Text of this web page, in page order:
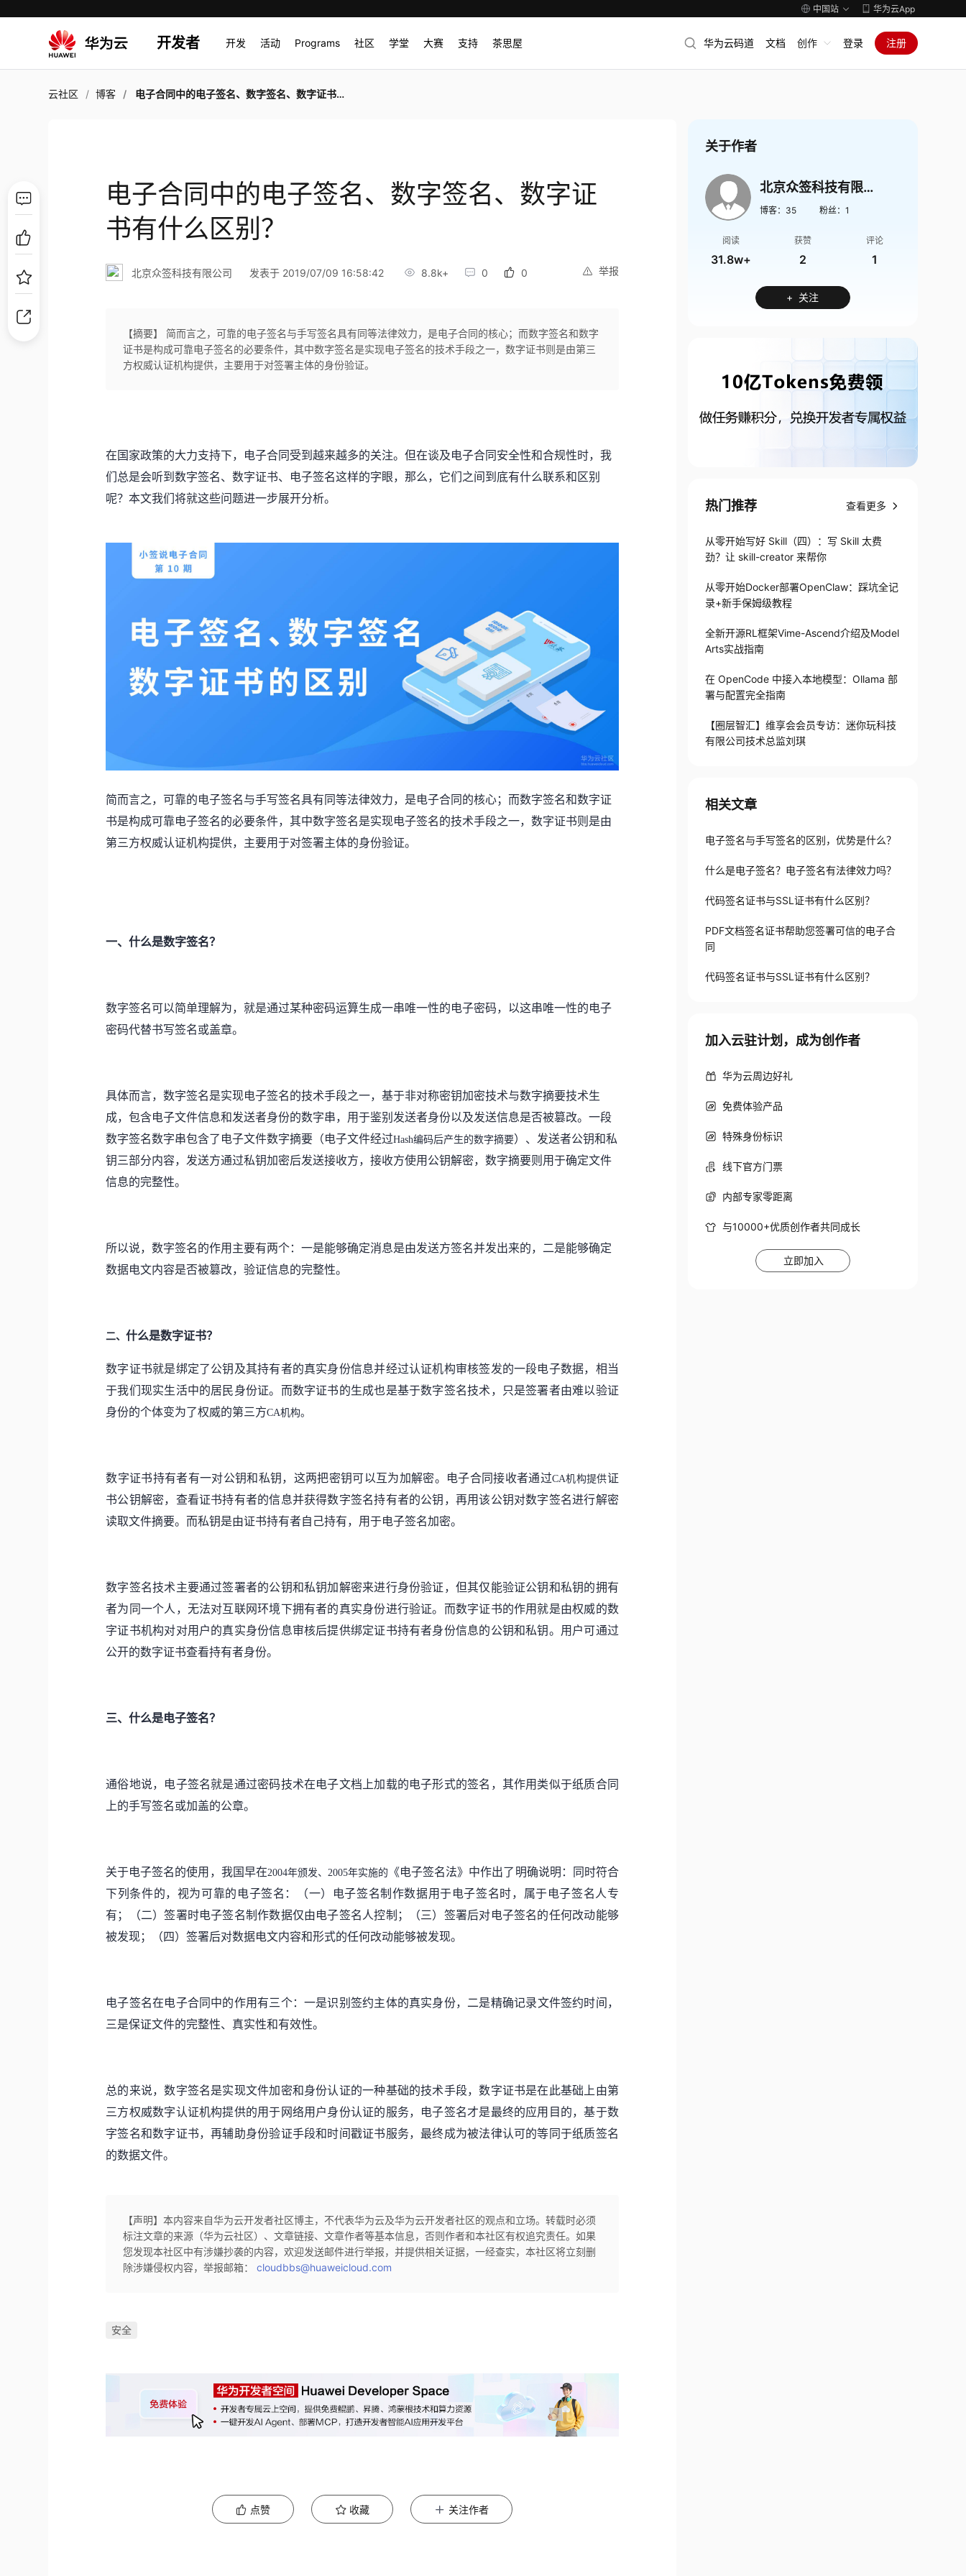
中国站 华为云App
开发者 开发 活动 Programs 社区 学堂 大赛 支持 茶思屋 华为云码道 文档 创作 登录 注册
云社区 博客 电子合同中的电子签名、数字签名、数字证书有什么区别？
电子合同中的电子签名、数字签名、数字证
书有什么区别？
举报
北京众签科技有限公司 发表于 2019/07/09 16:58:42 8.8k+ 0 0
【摘要】 简而言之，可靠的电子签名与手写签名具有同等法律效力，是电子合同的核心；而数字签名和数字
证书是构成可靠电子签名的必要条件，其中数字签名是实现电子签名的技术手段之一，数字证书则是由第三
方权威认证机构提供，主要用于对签署主体的身份验证。
在国家政策的大力支持下，电子合同受到越来越多的关注。但在谈及电子合同安全性和合规性时，我
们总是会听到数字签名、数字证书、电子签名这样的字眼，那么，它们之间到底有什么联系和区别
呢？本文我们将就这些问题进一步展开分析。
简而言之，可靠的电子签名与手写签名具有同等法律效力，是电子合同的核心；而数字签名和数字证
书是构成可靠电子签名的必要条件，其中数字签名是实现电子签名的技术手段之一，数字证书则是由
第三方权威认证机构提供，主要用于对签署主体的身份验证。
一、什么是数字签名？
数字签名可以简单理解为，就是通过某种密码运算生成一串唯一性的电子密码，以这串唯一性的电子
密码代替书写签名或盖章。
具体而言，数字签名是实现电子签名的技术手段之一，基于非对称密钥加密技术与数字摘要技术生
成，包含电子文件信息和发送者身份的数字串，用于鉴别发送者身份以及发送信息是否被篡改。一段
数字签名数字串包含了电子文件数字摘要（电子文件经过Hash编码后产生的数字摘要）、 发送者公钥和私
钥三部分内容， 发送方通过私钥加密后发送接收方，接收方使用公钥解密，数字摘要则用于确定文件
信息的完整性。
所以说，数字签名的作用主要有两个：一是能够确定消息是由发送方签名并发出来的， 二是能够确定
数据电文内容是否被篡改，验证信息的完整性。
二、什么是数字证书？
数字证书就是绑定了公钥及其持有者的真实身份信息并经过认证机构审核签发的一段电子数据，相当
于我们现实生活中的居民身份证。而数字证书的生成也是基于数字签名技术，只是签署者由难以验证
身份的个体变为了权威的第三方CA机构。
数字证书持有者有一对公钥和私钥，这两把密钥可以互为加解密。电子合同接收者通过CA机构提供证
书公钥解密，查看证书持有者的信息并获得数字签名持有者的公钥，再用该公钥对数字签名进行解密
读取文件摘要。而私钥是由证书持有者自己持有，用于电子签名加密。
数字签名技术主要通过签署者的公钥和私钥加解密来进行身份验证 ，但其仅能验证公钥和私钥的拥有
者为同一个人 ， 无法对互联网环境下拥有者的真实身份进行验证。 而数字证书的作用就是由权威的数
字证书机构对对用户的真实身份信息审核后提供绑定证书持有者身份信息的公钥和私钥。用户可通过
公开的数字证书查看持有者身份。
三、什么是电子签名？
通俗地说，电子签名就是通过密码技术在电子文档上加载的电子形式的签名，其作用类似于纸质合同
上的手写签名或加盖的公章。
关于电子签名的使用，我国早在2004年颁发、2005年实施的 《电子签名法》中作出了明确说明：
同时符合
下列条件的，视为可靠的电子签名：（一）电子签名制作数据用于电子签名时，属于电子签名人专
有；（二）签署时电子签名制作数据仅由电子签名人控制；（三）签署后对电子签名的任何改动能够
被发现；（四）签署后对数据电文内容和形式的任何改动能够被发现。
电子签名在电子合同中的作用有三个：一是识别签约主体的真实身份，二是精确记录文件签约时间 ，
三是保证文件的完整性、真实性和有效性。
总的来说，数字签名是实现文件加密和身份认证的一种基础的技术手段，数字证书是在此基础上由第
三方权威数字认证机构提供的用于网络用户身份认证的服务，电子签名才是最终的应用目的，基于数
字签名和数字证书，再辅助身份验证手段和时间戳证书服务，最终成为被法律认可的等同于纸质签名
的数据文件。
【声明】本内容来自华为云开发者社区博主，不代表华为云及华为云开发者社区的观点和立场。转载时必须
标注文章的来源（华为云社区）、文章链接、文章作者等基本信息，否则作者和本社区有权追究责任。如果
您发现本社区中有涉嫌抄袭的内容，欢迎发送邮件进行举报，并提供相关证据，一经查实，本社区将立刻删
除涉嫌侵权内容，举报邮箱：cloudbbs@huaweicloud.com
安全
点赞 收藏 关注作者
关于作者
北京众签科技有限公司
博客： 35 粉丝： 1
阅读
31.8w+
获赞
2
评论
1
+ 关注
热门推荐 查看更多
从零开始写好 Skill（四）：写 Skill 太费
劲？让 skill-creator 来帮你
从零开始Docker部署OpenClaw：踩坑全记
录+新手保姆级教程
全新开源RL框架Vime-Ascend介绍及Model
Arts实战指南
在 OpenCode 中接入本地模型：Ollama 部
署与配置完全指南
【圈层智汇】维享会会员专访：迷你玩科技
有限公司技术总监刘琪
相关文章
电子签名与手写签名的区别，优势是什么？
什么是电子签名？电子签名有法律效力吗？
代码签名证书与SSL证书有什么区别？
PDF文档签名证书帮助您签署可信的电子合
同
代码签名证书与SSL证书有什么区别？
加入云驻计划，成为创作者
华为云周边好礼
免费体验产品
特殊身份标识
线下官方门票
内部专家零距离
与10000+优质创作者共同成长
立即加入